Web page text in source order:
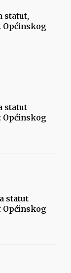
statut,
statut
statut